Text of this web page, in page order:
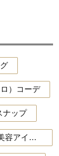
）コーデ
ナップ
40代におすすめの化粧品・スキンケア・美容アイテム